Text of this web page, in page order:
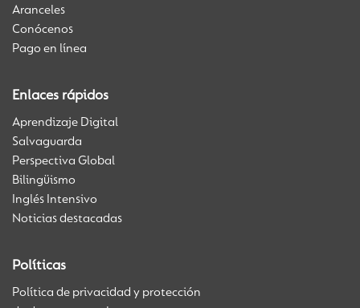
Aranceles
Conócenos
Pago en línea
Enlaces rápidos
Aprendizaje Digital
Salvaguarda
Perspectiva Global
Bilingüismo
Inglés Intensivo
Noticias destacadas
Políticas
Política de privacidad y protección